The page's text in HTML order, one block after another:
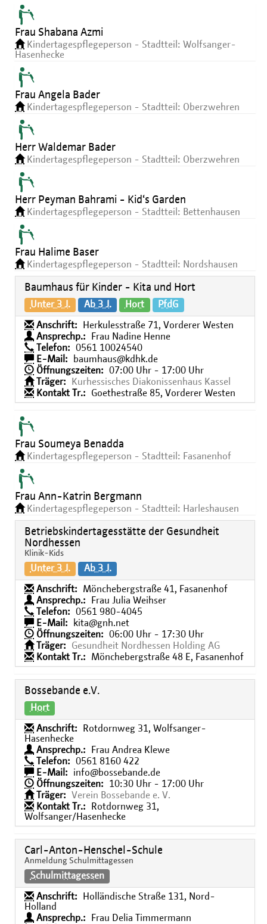
Frau Shabana Azmi
Kindertagespflegeperson - Stadtteil: Wolfsanger-
Hasenhecke
Frau Angela Bader
Kindertagespflegeperson - Stadtteil: Oberzwehren
Herr Waldemar Bader
Kindertagespflegeperson - Stadtteil: Oberzwehren
Herr Peyman Bahrami - Kid‘s Garden
Kindertagespflegeperson - Stadtteil: Bettenhausen
Frau Halime Baser
Kindertagespflegeperson - Stadtteil: Nordshausen
Baumhaus für Kinder - Kita und Hort
Unter 3 J. Ab 3 J. Hort PfdG
Anschrift:
Herkulesstraße 71, Vorderer Westen
Ansprechp.:
Frau Nadine Henne
Telefon:
0561 10024540
E-Mail:
baumhaus@kdhk.de
Öffnungszeiten:
07:00 Uhr - 17:00 Uhr
Träger:
Kurhessisches Diakonissenhaus Kassel
Kontakt Tr.:
Goethestraße 85, Vorderer Westen
Frau Soumeya Benadda
Kindertagespflegeperson - Stadtteil: Fasanenhof
Frau Ann-Katrin Bergmann
Kindertagespflegeperson - Stadtteil: Harleshausen
Betriebskindertagesstätte der Gesundheit
Nordhessen
Klinik-Kids
Unter 3 J. Ab 3 J.
Anschrift:
Mönchebergstraße 41, Fasanenhof
Ansprechp.:
Frau Julia Weihser
Telefon:
0561 980-4045
E-Mail:
kita@gnh.net
Öffnungszeiten:
06:00 Uhr - 17:30 Uhr
Träger:
Gesundheit Nordhessen Holding AG
Kontakt Tr.:
Mönchebergstraße 48 E, Fasanenhof
Bossebande e.V.
Hort
Anschrift:
Rotdornweg 31, Wolfsanger-
Hasenhecke
Ansprechp.:
Frau Andrea Klewe
Telefon:
0561 8160 422
E-Mail:
info@bossebande.de
Öffnungszeiten:
10:30 Uhr - 17:00 Uhr
Träger:
Verein Bossebande e. V.
Kontakt Tr.:
Rotdornweg 31,
Wolfsanger/Hasenhecke
Carl-Anton-Henschel-Schule
Anmeldung Schulmittagessen
Schulmittagessen
Anschrift:
Holländische Straße 131, Nord-
Holland
Ansprechp.:
Frau Delia Timmermann